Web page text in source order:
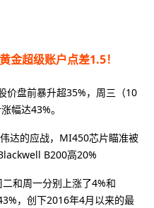
金超级账户点差1.5！
价盘前暴升超35%，周三（10
幅达43%‌。
达的应战，MI450芯片瞄准被
B200高20%‌
和周一分别上涨了4%和
，创下2016年4月以来的最